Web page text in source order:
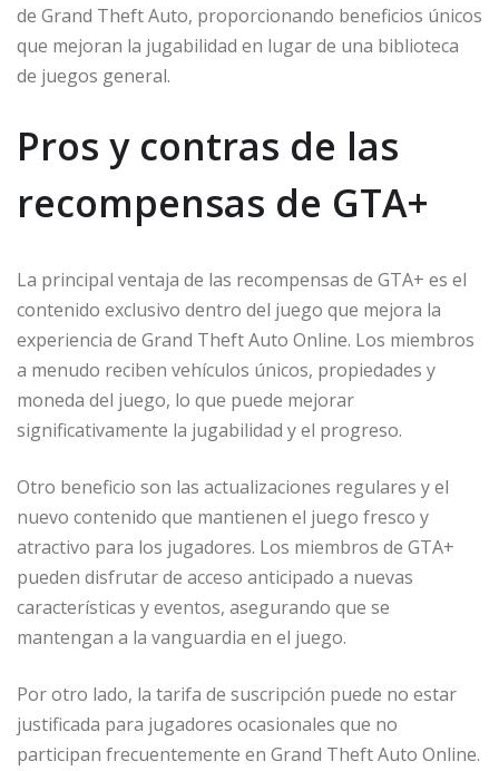
de Grand Theft Auto, proporcionando beneficios únicos
que mejoran la jugabilidad en lugar de una biblioteca
de juegos general.
Pros y contras de las
recompensas de GTA+
La principal ventaja de las recompensas de GTA+ es el
contenido exclusivo dentro del juego que mejora la
experiencia de Grand Theft Auto Online. Los miembros
a menudo reciben vehículos únicos, propiedades y
moneda del juego, lo que puede mejorar
significativamente la jugabilidad y el progreso.
Otro beneficio son las actualizaciones regulares y el
nuevo contenido que mantienen el juego fresco y
atractivo para los jugadores. Los miembros de GTA+
pueden disfrutar de acceso anticipado a nuevas
características y eventos, asegurando que se
mantengan a la vanguardia en el juego.
Por otro lado, la tarifa de suscripción puede no estar
justificada para jugadores ocasionales que no
participan frecuentemente en Grand Theft Auto Online.